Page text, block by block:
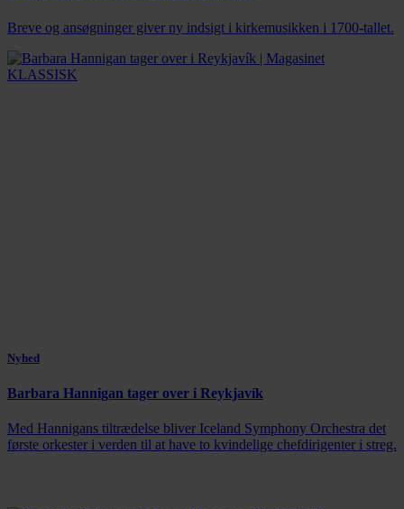
Breve og ansøgninger giver ny indsigt i kirkemusikken i 1700-tallet.
Nyhed
Barbara Hannigan tager over i Reykjavík
Med Hannigans tiltrædelse bliver Iceland Symphony Orchestra det
første orkester i verden til at have to kvindelige chefdirigenter i streg.